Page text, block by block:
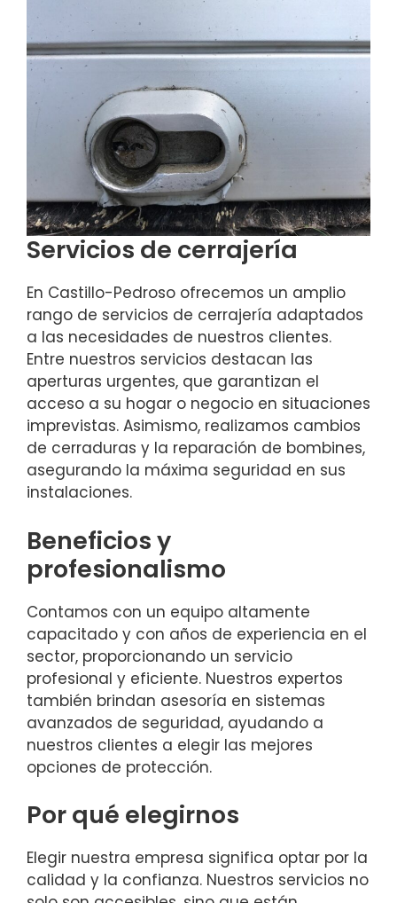
Servicios de cerrajería
En Castillo-Pedroso ofrecemos un amplio
rango de servicios de cerrajería adaptados
a las necesidades de nuestros clientes.
Entre nuestros servicios destacan las
aperturas urgentes, que garantizan el
acceso a su hogar o negocio en situaciones
imprevistas. Asimismo, realizamos cambios
de cerraduras y la reparación de bombines,
asegurando la máxima seguridad en sus
instalaciones.
Beneficios y
profesionalismo
Contamos con un equipo altamente
capacitado y con años de experiencia en el
sector, proporcionando un servicio
profesional y eficiente. Nuestros expertos
también brindan asesoría en sistemas
avanzados de seguridad, ayudando a
nuestros clientes a elegir las mejores
opciones de protección.
Por qué elegirnos
Elegir nuestra empresa significa optar por la
calidad y la confianza. Nuestros servicios no